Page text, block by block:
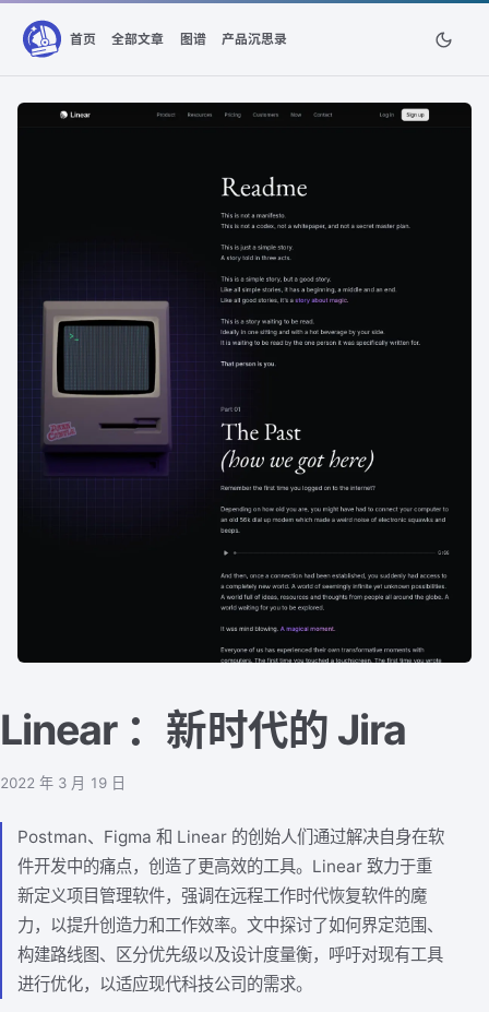
首页 全部文章 图谱 产品沉思录
Linear ：新时代的 Jira
2022 年 3 月 19 日
Postman、Figma 和 Linear 的创始人们通过解决自身在软
件开发中的痛点，创造了更高效的工具。Linear 致力于重
新定义项目管理软件，强调在远程工作时代恢复软件的魔
力，以提升创造力和工作效率。文中探讨了如何界定范围、
构建路线图、区分优先级以及设计度量衡，呼吁对现有工具
进行优化，以适应现代科技公司的需求。